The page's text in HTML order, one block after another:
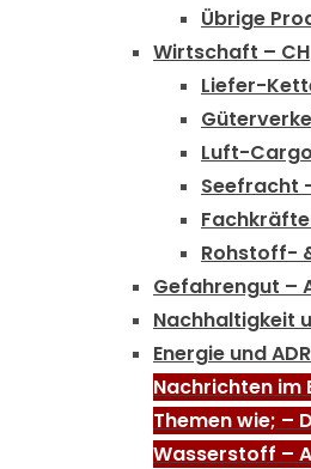
Übrige
Wirtschaft – CH
Liefer-
Luft-
Seefracht
Rohstoff-
Gefahrengut –
Nachhaltigkeit
Energie und
Nachrichten im
Themen wie; –
Wasserstoff –